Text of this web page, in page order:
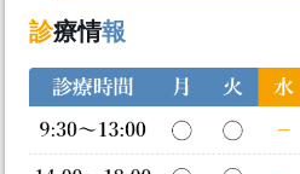
診療情報